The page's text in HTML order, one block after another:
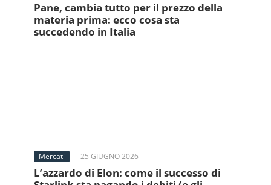
Pane, cambia tutto per il prezzo della
materia prima: ecco cosa sta
succedendo in Italia
Mercati 25 GIUGNO 2026
L’azzardo di Elon: come il successo di